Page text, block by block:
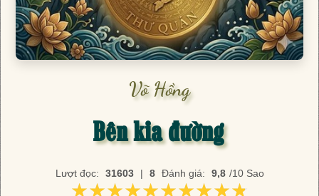
Võ Hồng
Bên kia đường
Lượt đọc: 31603 | 8 Đánh giá: 9,8 /10 Sao
★★★★★★★★★★
★★★★★★★★★★